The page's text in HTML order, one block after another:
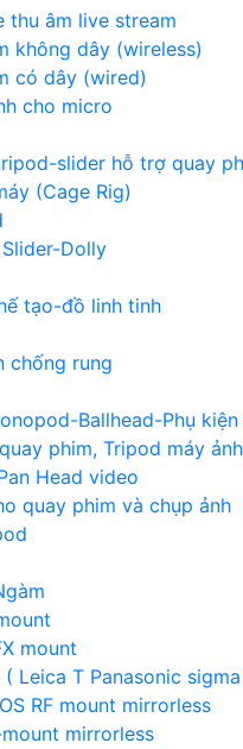
thu âm live stream
không dây (wireless)
có dây (wired)
cho micro
slider hỗ trợ quay
(Cage Rig)
Dolly
tạo-đồ linh tinh
chống rung
Ballhead-Phụ kiện
phim, Tripod máy
Head video
quay phim và chụp ảnh
mount
Leica T Panasonic
RF mount mirrorless
mirrorless